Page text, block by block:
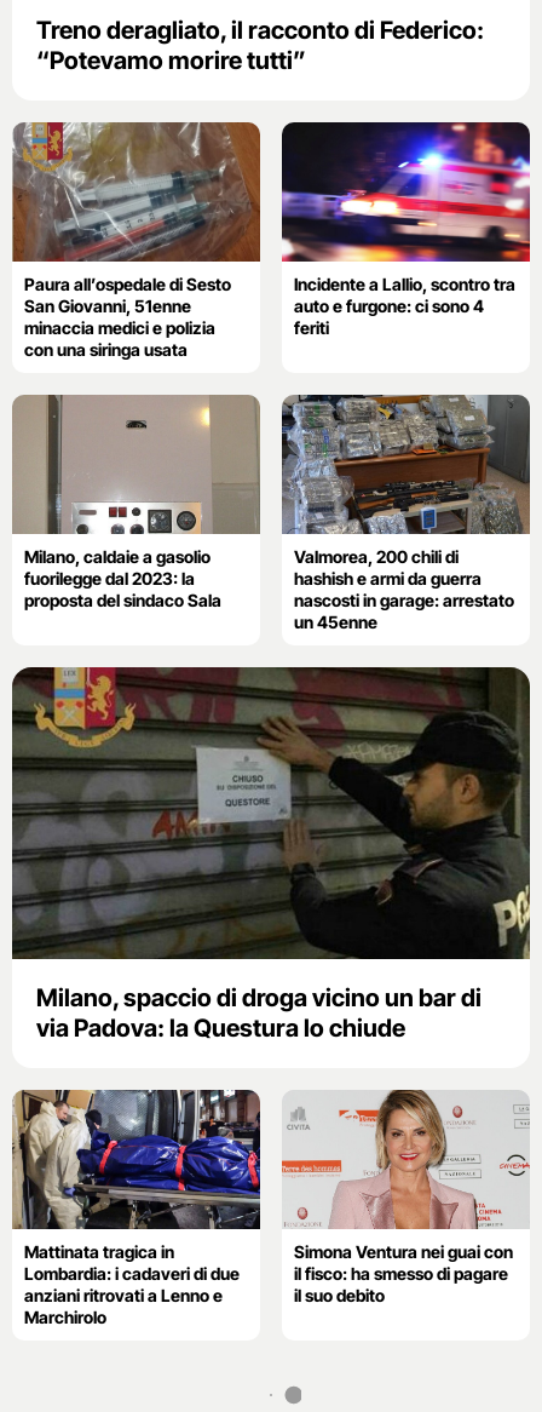
Treno deragliato, il racconto di Federico:
“Potevamo morire tutti”
Paura all’ospedale di Sesto
San Giovanni, 51enne
minaccia medici e polizia
con una siringa usata
Incidente a Lallio, scontro tra
auto e furgone: ci sono 4
feriti
Milano, caldaie a gasolio
fuorilegge dal 2023: la
proposta del sindaco Sala
Valmorea, 200 chili di
hashish e armi da guerra
nascosti in garage: arrestato
un 45enne
Milano, spaccio di droga vicino un bar di
via Padova: la Questura lo chiude
Mattinata tragica in
Lombardia: i cadaveri di due
anziani ritrovati a Lenno e
Marchirolo
Simona Ventura nei guai con
il fisco: ha smesso di pagare
il suo debito